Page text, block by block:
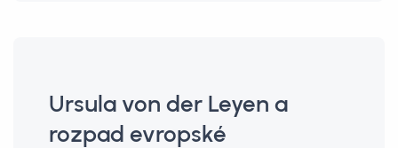
Ursula von der Leyen a
rozpad evropské